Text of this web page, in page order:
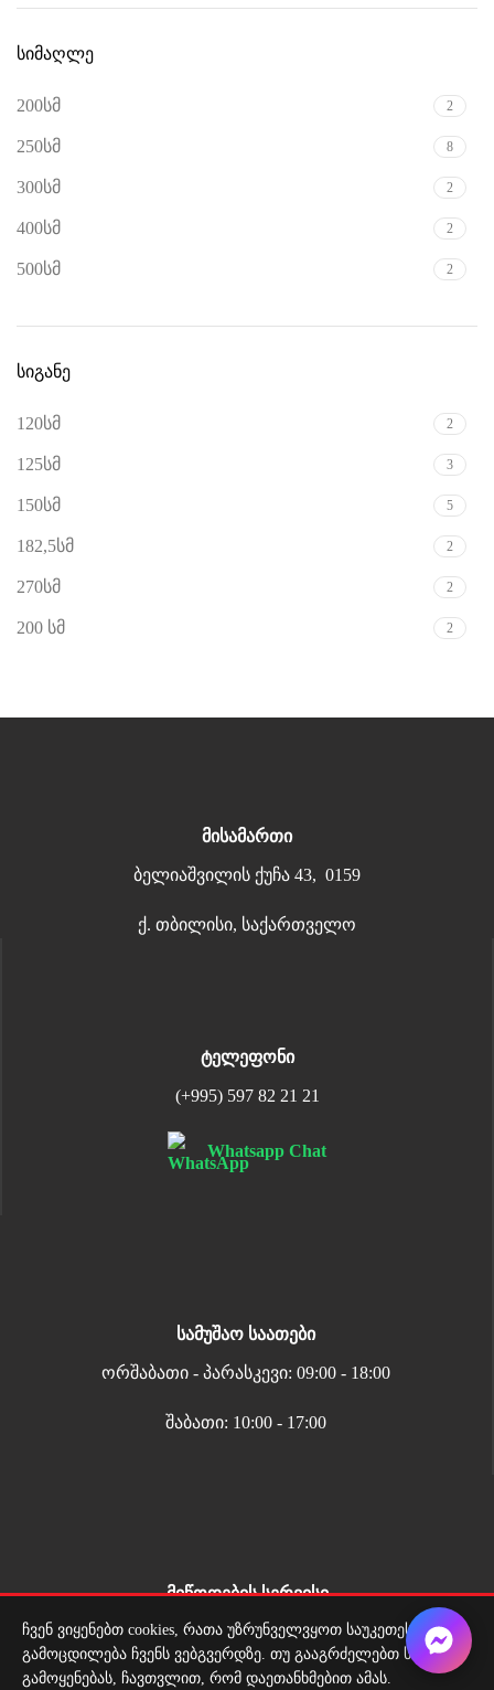
სიმაღლე
200სმ 2
250სმ 8
300სმ 2
400სმ 2
500სმ 2
სიგანე
120სმ 2
125სმ 3
150სმ 5
182,5სმ 2
270სმ 2
200 სმ 2
მისამართი
ბელიაშვილის ქუჩა 43, 0159
ქ. თბილისი, საქართველო
ტელეფონი
(+995) 597 82 21 21
Whatsapp Chat
სამუშაო საათები
ორშაბათი - პარასკევი: 09:00 - 18:00
შაბათი: 10:00 - 17:00
მიწოდების სერვისი
ადგილზე მიტანის სერვისი ყველგან საქართველოში
ჩვენ ვიყენებთ cookies, რათა უზრუნველვყოთ საუკეთესო
გამოცდილება ჩვენს ვებგვერდზე. თუ გააგრძელებთ საიტის
გამოყენებას, ჩავთვლით, რომ დაეთანხმებით ამას.